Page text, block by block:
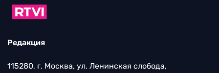
Редакция
115280, г. Москва, ул. Ленинская слобода,